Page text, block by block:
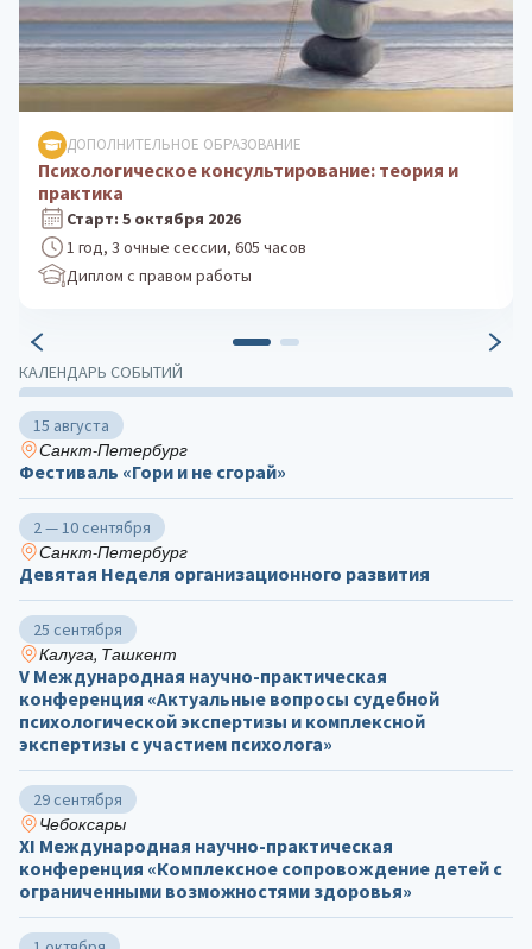
КАЛЕНДАРЬ СОБЫТИЙ
15 августа
Санкт-Петербург
Фестиваль «Гори и не сгорай»
2 — 10 сентября
Санкт-Петербург
Девятая Неделя организационного развития
25 сентября
Калуга, Ташкент
V Международная научно-практическая
конференция «Актуальные вопросы судебной
психологической экспертизы и комплексной
экспертизы с участием психолога»
29 сентября
Чебоксары
ХΙ Международная научно-практическая
конференция «Комплексное сопровождение детей с
ограниченными возможностями здоровья»
ДОПОЛНИТЕЛЬНОЕ ОБРАЗОВАНИЕ
Клиническая психология: практика
психологического консультирования
Старт: 24 августа 2026
1 год, 3 очные сессии, 605 часов
Диплом с правом работы